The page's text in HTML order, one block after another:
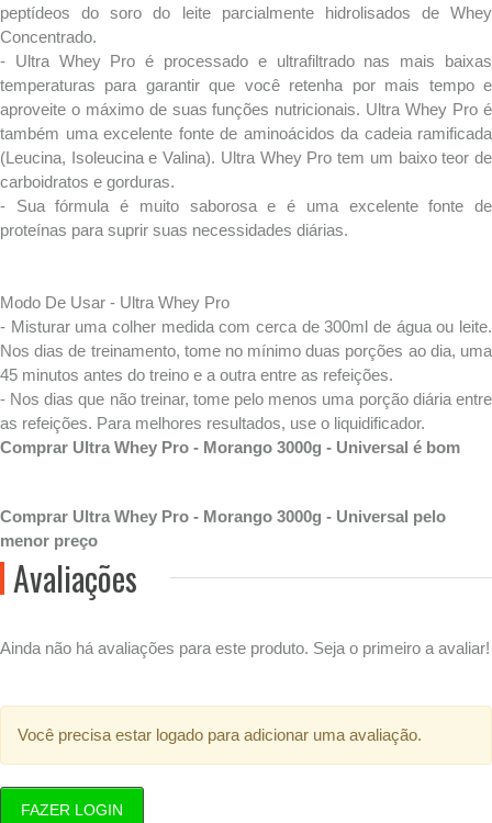
peptídeos do soro do leite parcialmente hidrolisados de Whey
Concentrado.
- Ultra Whey Pro é processado e ultrafiltrado nas mais baixas
temperaturas para garantir que você retenha por mais tempo e
aproveite o máximo de suas funções nutricionais. Ultra Whey Pro é
também uma excelente fonte de aminoácidos da cadeia ramificada
(Leucina, Isoleucina e Valina). Ultra Whey Pro tem um baixo teor de
carboidratos e gorduras.
- Sua fórmula é muito saborosa e é uma excelente fonte de
proteínas para suprir suas necessidades diárias.
Modo De Usar - Ultra Whey Pro
- Misturar uma colher medida com cerca de 300ml de água ou leite.
Nos dias de treinamento, tome no mínimo duas porções ao dia, uma
45 minutos antes do treino e a outra entre as refeições.
- Nos dias que não treinar, tome pelo menos uma porção diária entre
as refeições. Para melhores resultados, use o liquidificador.
Comprar Ultra Whey Pro - Morango 3000g - Universal é bom
Comprar Ultra Whey Pro - Morango 3000g - Universal pelo
menor preço
Avaliações
Ainda não há avaliações para este produto. Seja o primeiro a avaliar!
Você precisa estar logado para adicionar uma avaliação.
FAZER LOGIN